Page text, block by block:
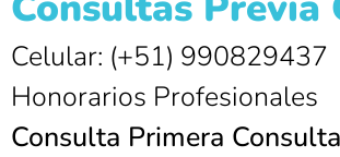
Celular: (+51) 990829437
Honorarios Profesionales
Consulta Primera